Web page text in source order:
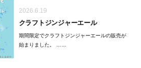
2026.6.19
クラフトジンジャーエール
期間限定でクラフトジンジャーエールの販売が
始まりました。 ……